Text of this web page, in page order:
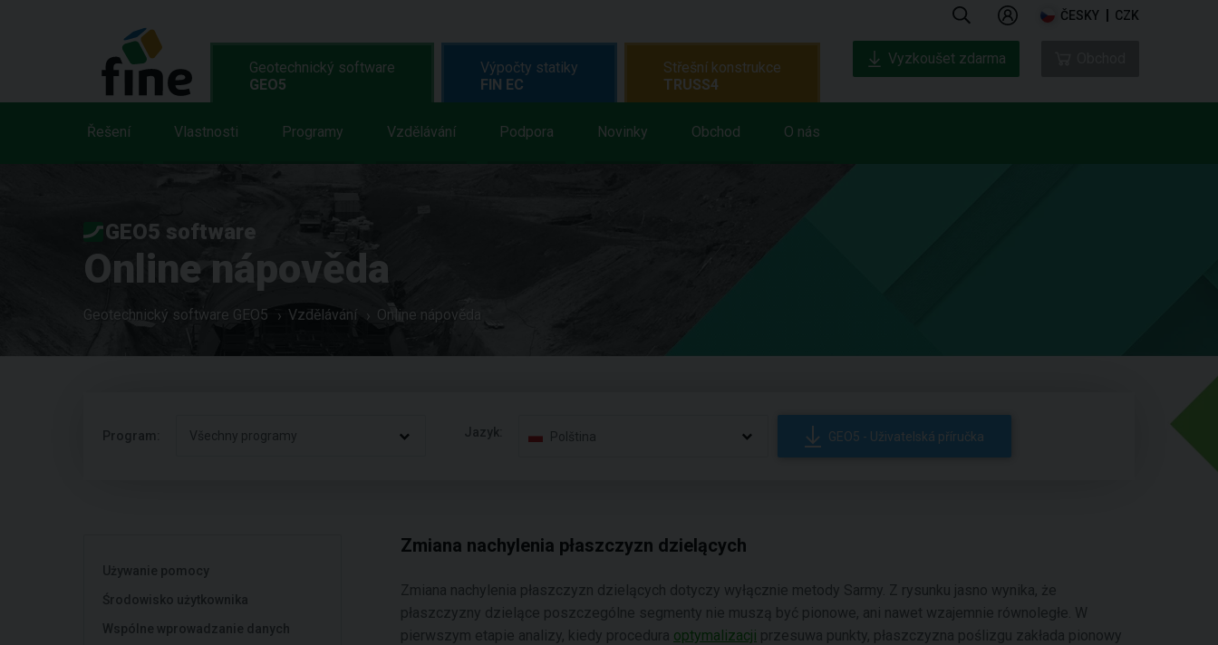
ČESKY CZK
Geotechnický software
GEO5
Řešení Vlastnosti Programy Vzdělávání Podpora Novinky Obchod O nás
Výpočty statiky
FIN EC
Střešní konstrukce
TRUSS4
Vyzkoušet zdarma
GEO5 software
Online nápověda
Geotechnický software GEO5 Vzdělávání Online nápověda
Program: Všechny programy Jazyk: Polština GEO5 - Uživatelská příručka
Używanie pomocy
Środowisko użytkownika
Wspólne wprowadzanie danych
Zmiana nachylenia płaszczyzn dzielących
Zmiana nachylenia płaszczyzn dzielących dotyczy wyłącznie metody Sarmy. Z rysunku jasno wynika, że
płaszczyzny dzielące poszczególne segmenty nie muszą być pionowe, ani nawet wzajemnie równoległe. W
pierwszym etapie analizy, kiedy procedura optymalizacji przesuwa punkty, płaszczyzna poślizgu zakłada pionowy